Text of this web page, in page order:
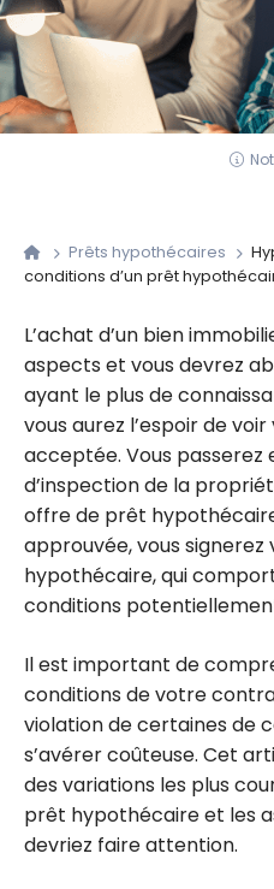
Prêts hypothécaires
conditions d’un prêt
L’achat d’un bien
aspects et vous devrez
ayant le plus de
vous aurez l’espoir de
acceptée. Vous
d’inspection de la
offre de prêt
approuvée, vous
hypothécaire, qui
conditions
Il est important de
conditions de votre
violation de certaines de
s’avérer coûteuse. Cet
des variations les plus
prêt hypothécaire et les
devriez faire attention.